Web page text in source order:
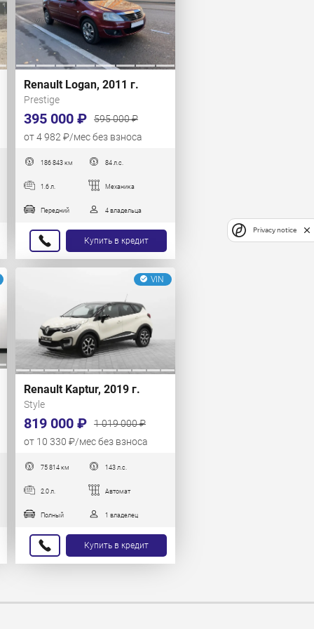
Renault Logan, 2011 г.
Prestige
395 000 ₽
595 000 ₽
от 4 982 ₽/мес без взноса
186 843 км 84 л.с.
1.6 л. Механика
Передний 4 владельца
Купить в кредит
VIN
Renault Kaptur, 2019 г.
Style
819 000 ₽
1 019 000 ₽
от 10 330 ₽/мес без взноса
75 814 км 143 л.с.
2.0 л. Автомат
Полный 1 владелец
Купить в кредит
Privacy notice